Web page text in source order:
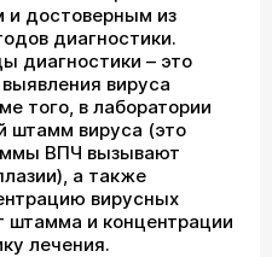
достоверным из
диагностики.
диагностики – это
вируса
того, в лаборатории
штамм вируса (это
ВПЧ вызывают
а также
вирусных
штамма и концентрации
лечения.